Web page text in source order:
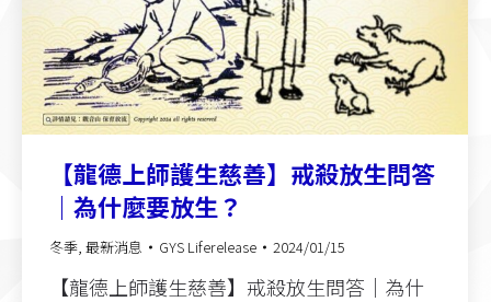
【龍德上師護生慈善】戒殺放生問答
｜為什麼要放生？
冬季, 最新消息 GYS Liferelease 2024/01/15
【龍德上師護生慈善】戒殺放生問答｜為什